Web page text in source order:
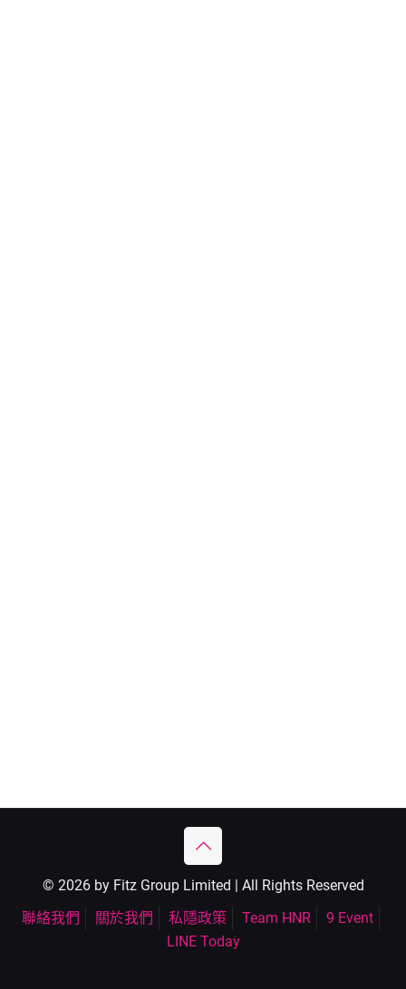
© 2026 by Fitz Group Limited | All Rights Reserved
聯絡我們
關於我們 私隱政策 Team HNR
9 Event
LINE Today